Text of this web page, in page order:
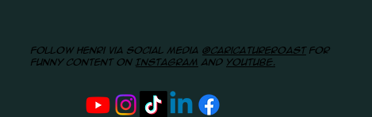
Follow Henri via social media @caricatureroastfor
funny content on Instagram and youtube.